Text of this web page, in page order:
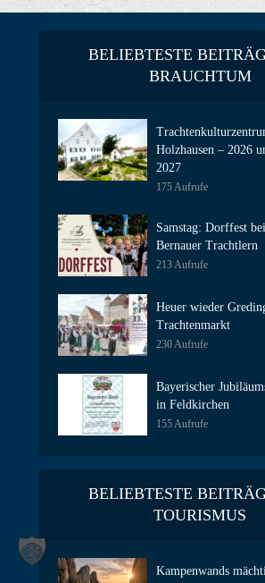
BELIEBTESTE
BRAUCHTUM
Holzhausen – 2026
2027
175 Aufrufe
Samstag: Dorffest bei
Bernauer Trachtlern
213 Aufrufe
Heuer wieder
Trachtenmarkt
230 Aufrufe
Bayerischer
in Feldkirchen
155 Aufrufe
BELIEBTESTE
TOURISMUS
Kampenwands